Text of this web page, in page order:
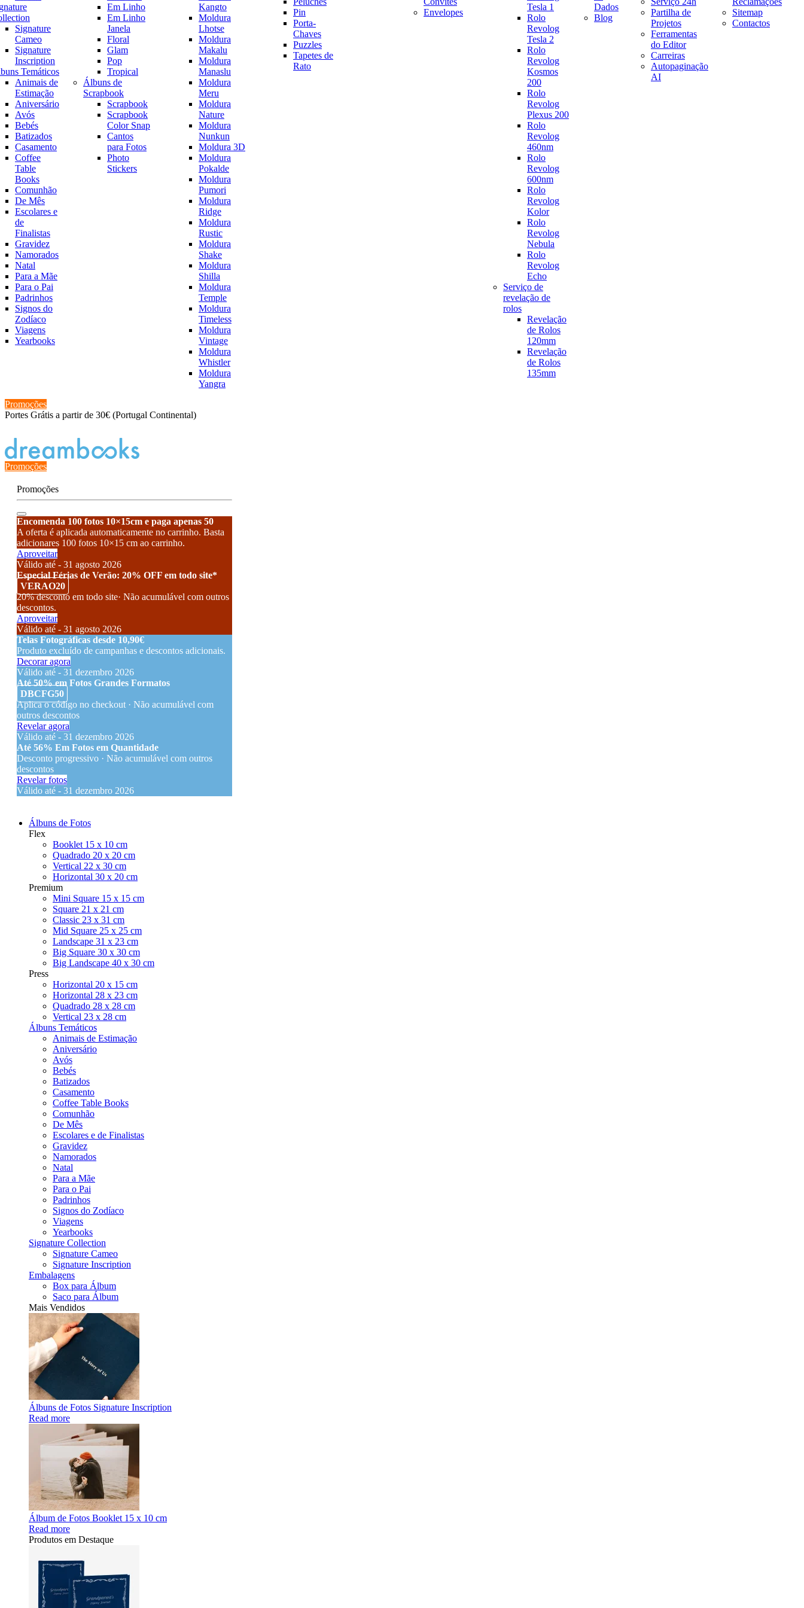
Signature
Cameo
Signature
Inscription
Temáticos
Animais de
Estimação
Aniversário
Avós
Bebés
Batizados
Casamento
Coffee
Table
Books
Comunhão
De Mês
Escolares e
de
Finalistas
Gravidez
Namorados
Natal
Para a Mãe
Para o Pai
Padrinhos
Signos do
Zodíaco
Viagens
Yearbooks
Em Linho
Em Linho
Janela
Floral
Glam
Pop
Tropical
Álbuns de
Scrapbook
Scrapbook
Scrapbook
Color Snap
Cantos
para Fotos
Photo
Stickers
Kangto
Moldura
Lhotse
Moldura
Makalu
Moldura
Manaslu
Moldura
Meru
Moldura
Nature
Moldura
Nunkun
Moldura 3D
Moldura
Pokalde
Moldura
Pumori
Moldura
Ridge
Moldura
Rustic
Moldura
Shake
Moldura
Shilla
Moldura
Temple
Moldura
Timeless
Moldura
Vintage
Moldura
Whistler
Moldura
Yangra
Pin
Porta-
Chaves
Puzzles
Tapetes de
Rato
Envelopes
Tesla 1
Rolo
Revolog
Tesla 2
Rolo
Revolog
Kosmos
200
Rolo
Revolog
Plexus 200
Rolo
Revolog
460nm
Rolo
Revolog
600nm
Rolo
Revolog
Kolor
Rolo
Revolog
Nebula
Rolo
Revolog
Echo
Serviço de
revelação de
rolos
Revelação
de Rolos
120mm
Revelação
de Rolos
135mm
Dados
Blog
Partilha de
Projetos
Ferramentas
do Editor
Carreiras
Autopaginação
AI
Sitemap
Contactos
Promoções
Portes Grátis a partir de 30€ (Portugal Continental)
Promoções
Promoções
Encomenda 100 fotos 10×15cm e paga apenas 50
A oferta é aplicada automaticamente no carrinho. Basta
adicionares 100 fotos 10×15 cm ao carrinho.
Aproveitar
Válido até - 31 agosto 2026
Especial Férias de Verão: 20% OFF em todo site*
VERAO20
20% desconto em todo site· Não acumulável com outros
descontos.
Aproveitar
Válido até - 31 agosto 2026
Telas Fotográficas desde 10,90€
Produto excluído de campanhas e descontos adicionais.
Decorar agora
Válido até - 31 dezembro 2026
Até 50% em Fotos Grandes Formatos
DBCFG50
Aplica o código no checkout · Não acumulável com
outros descontos
Revelar agora
Válido até - 31 dezembro 2026
Até 56% Em Fotos em Quantidade
Desconto progressivo · Não acumulável com outros
descontos
Revelar fotos
Válido até - 31 dezembro 2026
Álbuns de Fotos
Flex
Booklet 15 x 10 cm
Quadrado 20 x 20 cm
Vertical 22 x 30 cm
Horizontal 30 x 20 cm
Premium
Mini Square 15 x 15 cm
Square 21 x 21 cm
Classic 23 x 31 cm
Mid Square 25 x 25 cm
Landscape 31 x 23 cm
Big Square 30 x 30 cm
Big Landscape 40 x 30 cm
Press
Horizontal 20 x 15 cm
Horizontal 28 x 23 cm
Quadrado 28 x 28 cm
Vertical 23 x 28 cm
Álbuns Temáticos
Animais de Estimação
Aniversário
Avós
Bebés
Batizados
Casamento
Coffee Table Books
Comunhão
De Mês
Escolares e de Finalistas
Gravidez
Namorados
Natal
Para a Mãe
Para o Pai
Padrinhos
Signos do Zodíaco
Viagens
Yearbooks
Signature Collection
Signature Cameo
Signature Inscription
Embalagens
Box para Álbum
Saco para Álbum
Mais Vendidos
Álbuns de Fotos Signature Inscription
Read more
Álbum de Fotos Booklet 15 x 10 cm
Read more
Produtos em Destaque